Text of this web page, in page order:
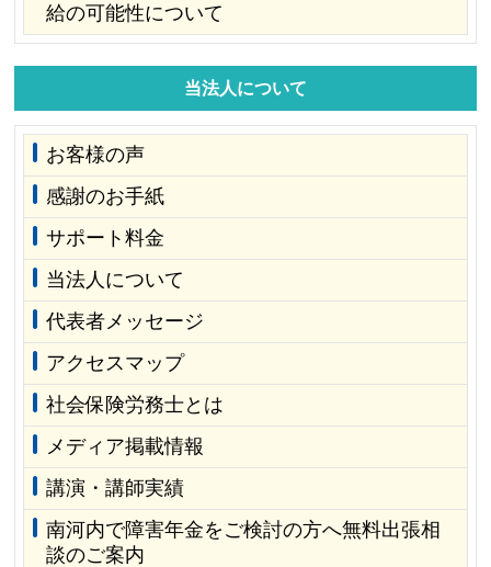
給の可能性について
当法人について
お客様の声
感謝のお手紙
サポート料金
当法人について
代表者メッセージ
アクセスマップ
社会保険労務士とは
メディア掲載情報
講演・講師実績
南河内で障害年金をご検討の方へ無料出張相
談のご案内